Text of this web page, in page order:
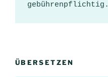
gebührenpflichtig.
ÜBERSETZEN